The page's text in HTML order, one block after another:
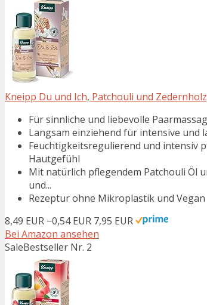
Kneipp Du und Ich, Patchouli und
Für sinnliche und liebevolle
Langsam einziehend für intensive und
Feuchtigkeitsregulierend und intensiv
Hautgefühl
Mit natürlich pflegendem Patchouli Öl
und...
Rezeptur ohne Mikroplastik und Vegan
8,49 EUR −0,54 EUR 7,95 EUR
Bei Amazon ansehen
SaleBestseller Nr. 2